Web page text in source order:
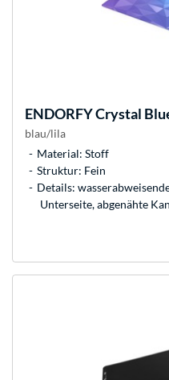
ENDORFYCrystal
blau/lila
Material: Stoff
Struktur: Fein
Details:
Unterseite, abgenähte